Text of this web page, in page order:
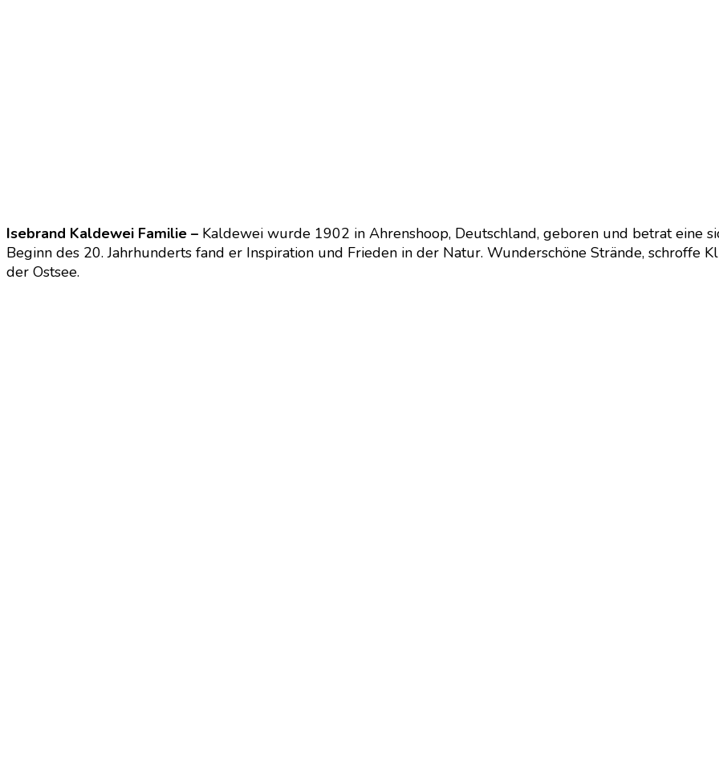
Isebrand Kaldewei Familie – Kaldewei wurde 1902 in Ahrenshoop, Deutschland, geboren und betrat eine
Beginn des 20. Jahrhunderts fand er Inspiration und Frieden in der Natur. Wunderschöne Strände, schroffe
der Ostsee.